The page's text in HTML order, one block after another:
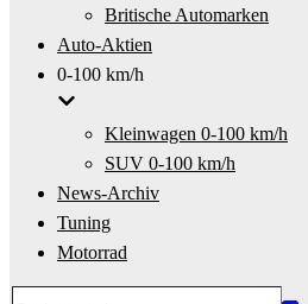
Britische Automarken
Auto-Aktien
0-100 km/h
Kleinwagen 0-100 km/h
SUV 0-100 km/h
News-Archiv
Tuning
Motorrad